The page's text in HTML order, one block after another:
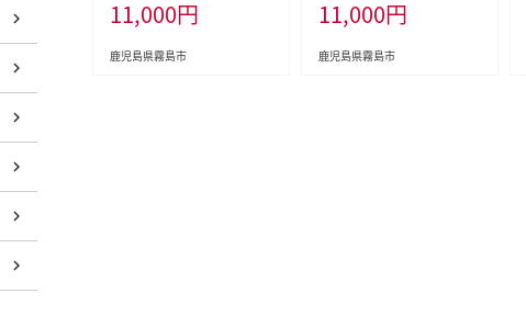
霧島市 肉 鶏肉 鳥肉 ムネ肉
鶏むね 胸肉 鶏刺し 鳥刺し
タタキ 刺身 真空パック 急速
11,000円
鹿児島県霧島市
刺し2本と厳選醤油たれ付き
【坂留鶏肉店】霧島市 鳥刺し
たたき 鶏肉 鳥肉
11,000円
鹿児島県霧島市